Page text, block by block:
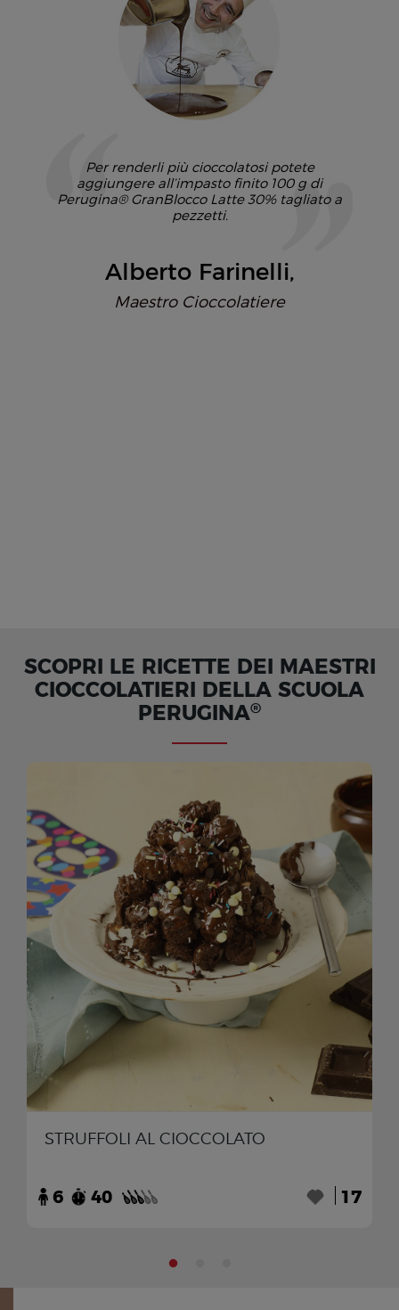
Per renderli più cioccolatosi potete
aggiungere all’impasto finito 100 g di
Perugina® GranBlocco Latte 30%tagliato a
pezzetti.
Alberto Farinelli
Maestro Cioccolatiere
SCOPRI LE RICETTE DEI MAESTRI
CIOCCOLATIERI DELLA SCUOLA
PERUGINA®
STRUFFOLI AL CIOCCOLATO
6 40 17